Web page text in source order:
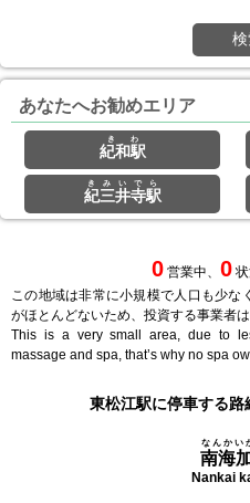
あなたへお勧めエリア
紀和駅
きわ
紀三井寺駅
きみいでら
0 営業中、 0 状
この地域は非常に小規模で人口も少な
がほとんどないため、投資する事業者は
This is a very small area, due to
massage and spa, that’s why no spa
東松江駅に停車する路
南海
なんかい
Nankai